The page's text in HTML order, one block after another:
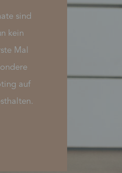
sind
kein
Mal
auf